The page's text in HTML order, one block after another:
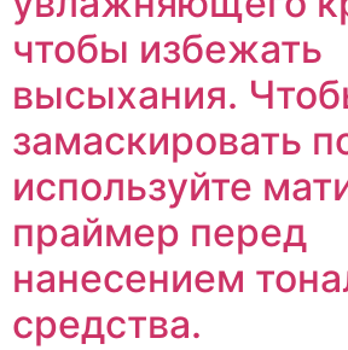
чтобы избежать
высыхания.
замаскировать
используйте
праймер перед
нанесением
средства.